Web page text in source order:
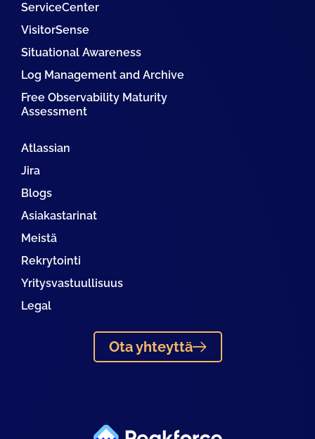
ServiceCenter
VisitorSense
Situational Awareness
Log Management and Archive
Free Observability Maturity
Assessment
Atlassian
Jira
Blogs
Asiakastarinat
Meistä
Rekrytointi
Yritysvastuullisuus
Legal
Ota yhteyttä